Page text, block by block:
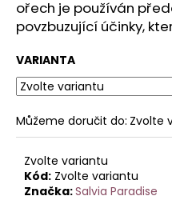
ořech je používán
povzbuzující účinky,
VARIANTA
Můžeme doručit do: Zvolte
Zvolte variantu
Kód: Zvolte variantu
Značka:Salvia Paradise
r
u
č
u
j
m
e